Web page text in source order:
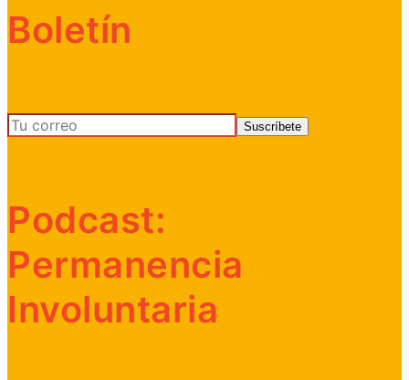
Boletín
Podcast:
Permanencia
Involuntaria